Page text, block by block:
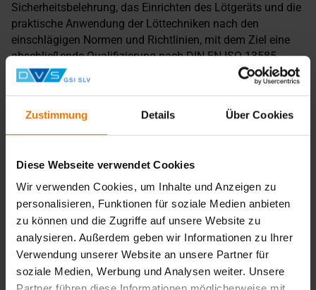
Zustimmung Details Über Cookies
Diese Webseite verwendet Cookies
Wir verwenden Cookies, um Inhalte und Anzeigen zu
personalisieren, Funktionen für soziale Medien anbieten
zu können und die Zugriffe auf unsere Website zu
analysieren. Außerdem geben wir Informationen zu Ihrer
Verwendung unserer Website an unsere Partner für
soziale Medien, Werbung und Analysen weiter. Unsere
Sicherheitsbelehrung, das Einrichten des Lötgeräts und die
praktische Anwendung der Löttechniken nach den
einschlägigen Normen und Richtlinien, mit dem Ziel eine
abschließende Qualifizierung nach DIN EN ISO 13585
abzuschließen.
Die Schulungsteilnehmer erhalten eine
eine Prüfungsbescheinigung nach DIN EN ISO 13585.
Zurück
Übersicht